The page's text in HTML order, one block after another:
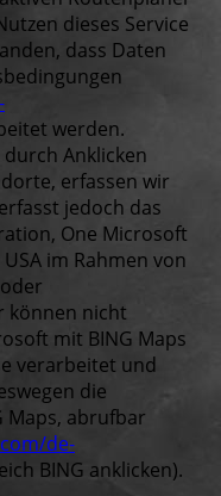
dieses Service
dass Daten
werden.
durch Anklicken
erfassen wir
jedoch das
One Microsoft
im Rahmen von
können nicht
mit BING Maps
verarbeitet und
die
Maps, abrufbar
de-
BING anklicken).